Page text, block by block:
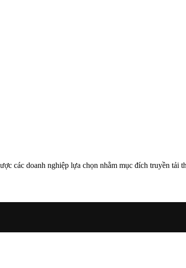
các doanh nghiệp lựa chọn nhằm mục đích truyền tải